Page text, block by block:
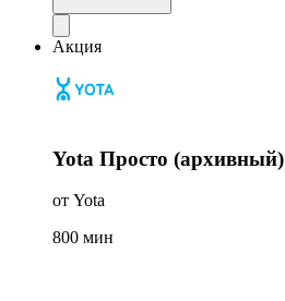
Акция
Yota Просто (архивный)
от Yota
800 мин